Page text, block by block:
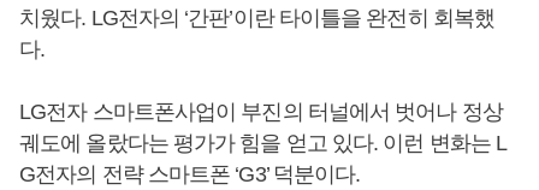
치웠다. LG전자의 ‘간판’이란 타이틀을 완전히 회복했
다.
LG전자 스마트폰사업이 부진의 터널에서 벗어나 정상
궤도에 올랐다는 평가가 힘을 얻고 있다. 이런 변화는 L
G전자의 전략 스마트폰 ‘G3’ 덕분이다.